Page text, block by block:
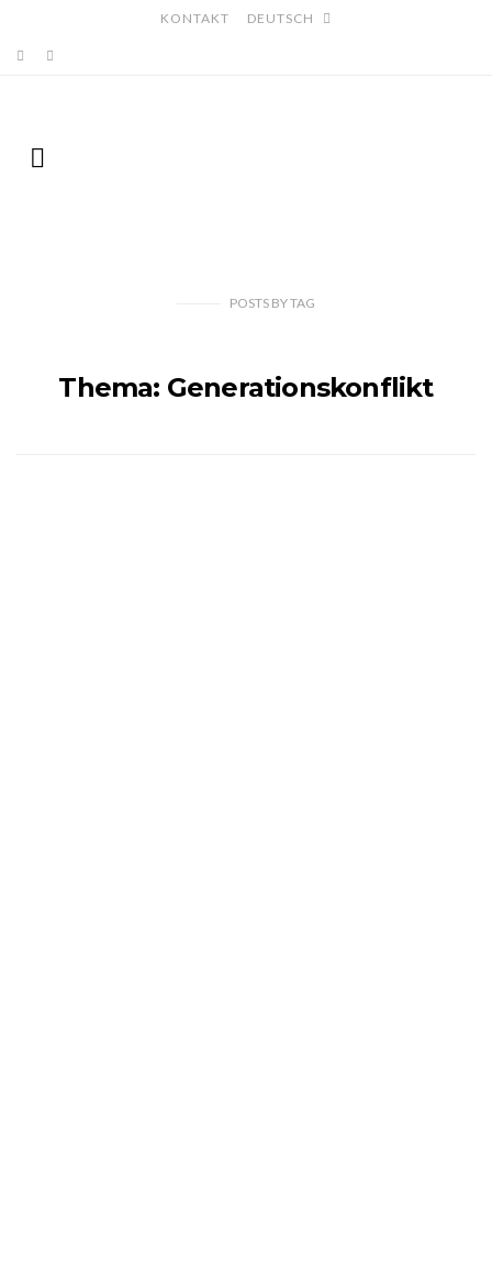
KONTAKT DEUTSCH
POSTS BYTAG
Thema: Generationskonflikt